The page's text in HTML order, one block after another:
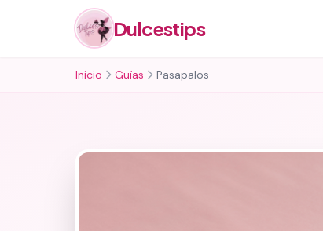
Dulcestips
Inicio Guías Pasapalos